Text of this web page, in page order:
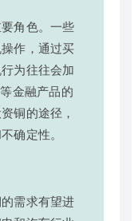
角色。一些
作，通过买
为往往会加
金融产品的
铜的途径，
确定性。
需求有望进